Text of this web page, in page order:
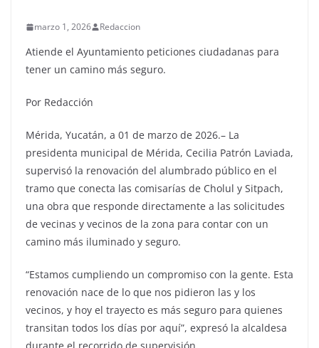
marzo 1, 2026 Redaccion
Atiende el Ayuntamiento peticiones ciudadanas para
tener un camino más seguro.
Por Redacción
Mérida, Yucatán, a 01 de marzo de 2026.– La
presidenta municipal de Mérida, Cecilia Patrón Laviada,
supervisó la renovación del alumbrado público en el
tramo que conecta las comisarías de Cholul y Sitpach,
una obra que responde directamente a las solicitudes
de vecinas y vecinos de la zona para contar con un
camino más iluminado y seguro.
“Estamos cumpliendo un compromiso con la gente. Esta
renovación nace de lo que nos pidieron las y los
vecinos, y hoy el trayecto es más seguro para quienes
transitan todos los días por aquí”, expresó la alcaldesa